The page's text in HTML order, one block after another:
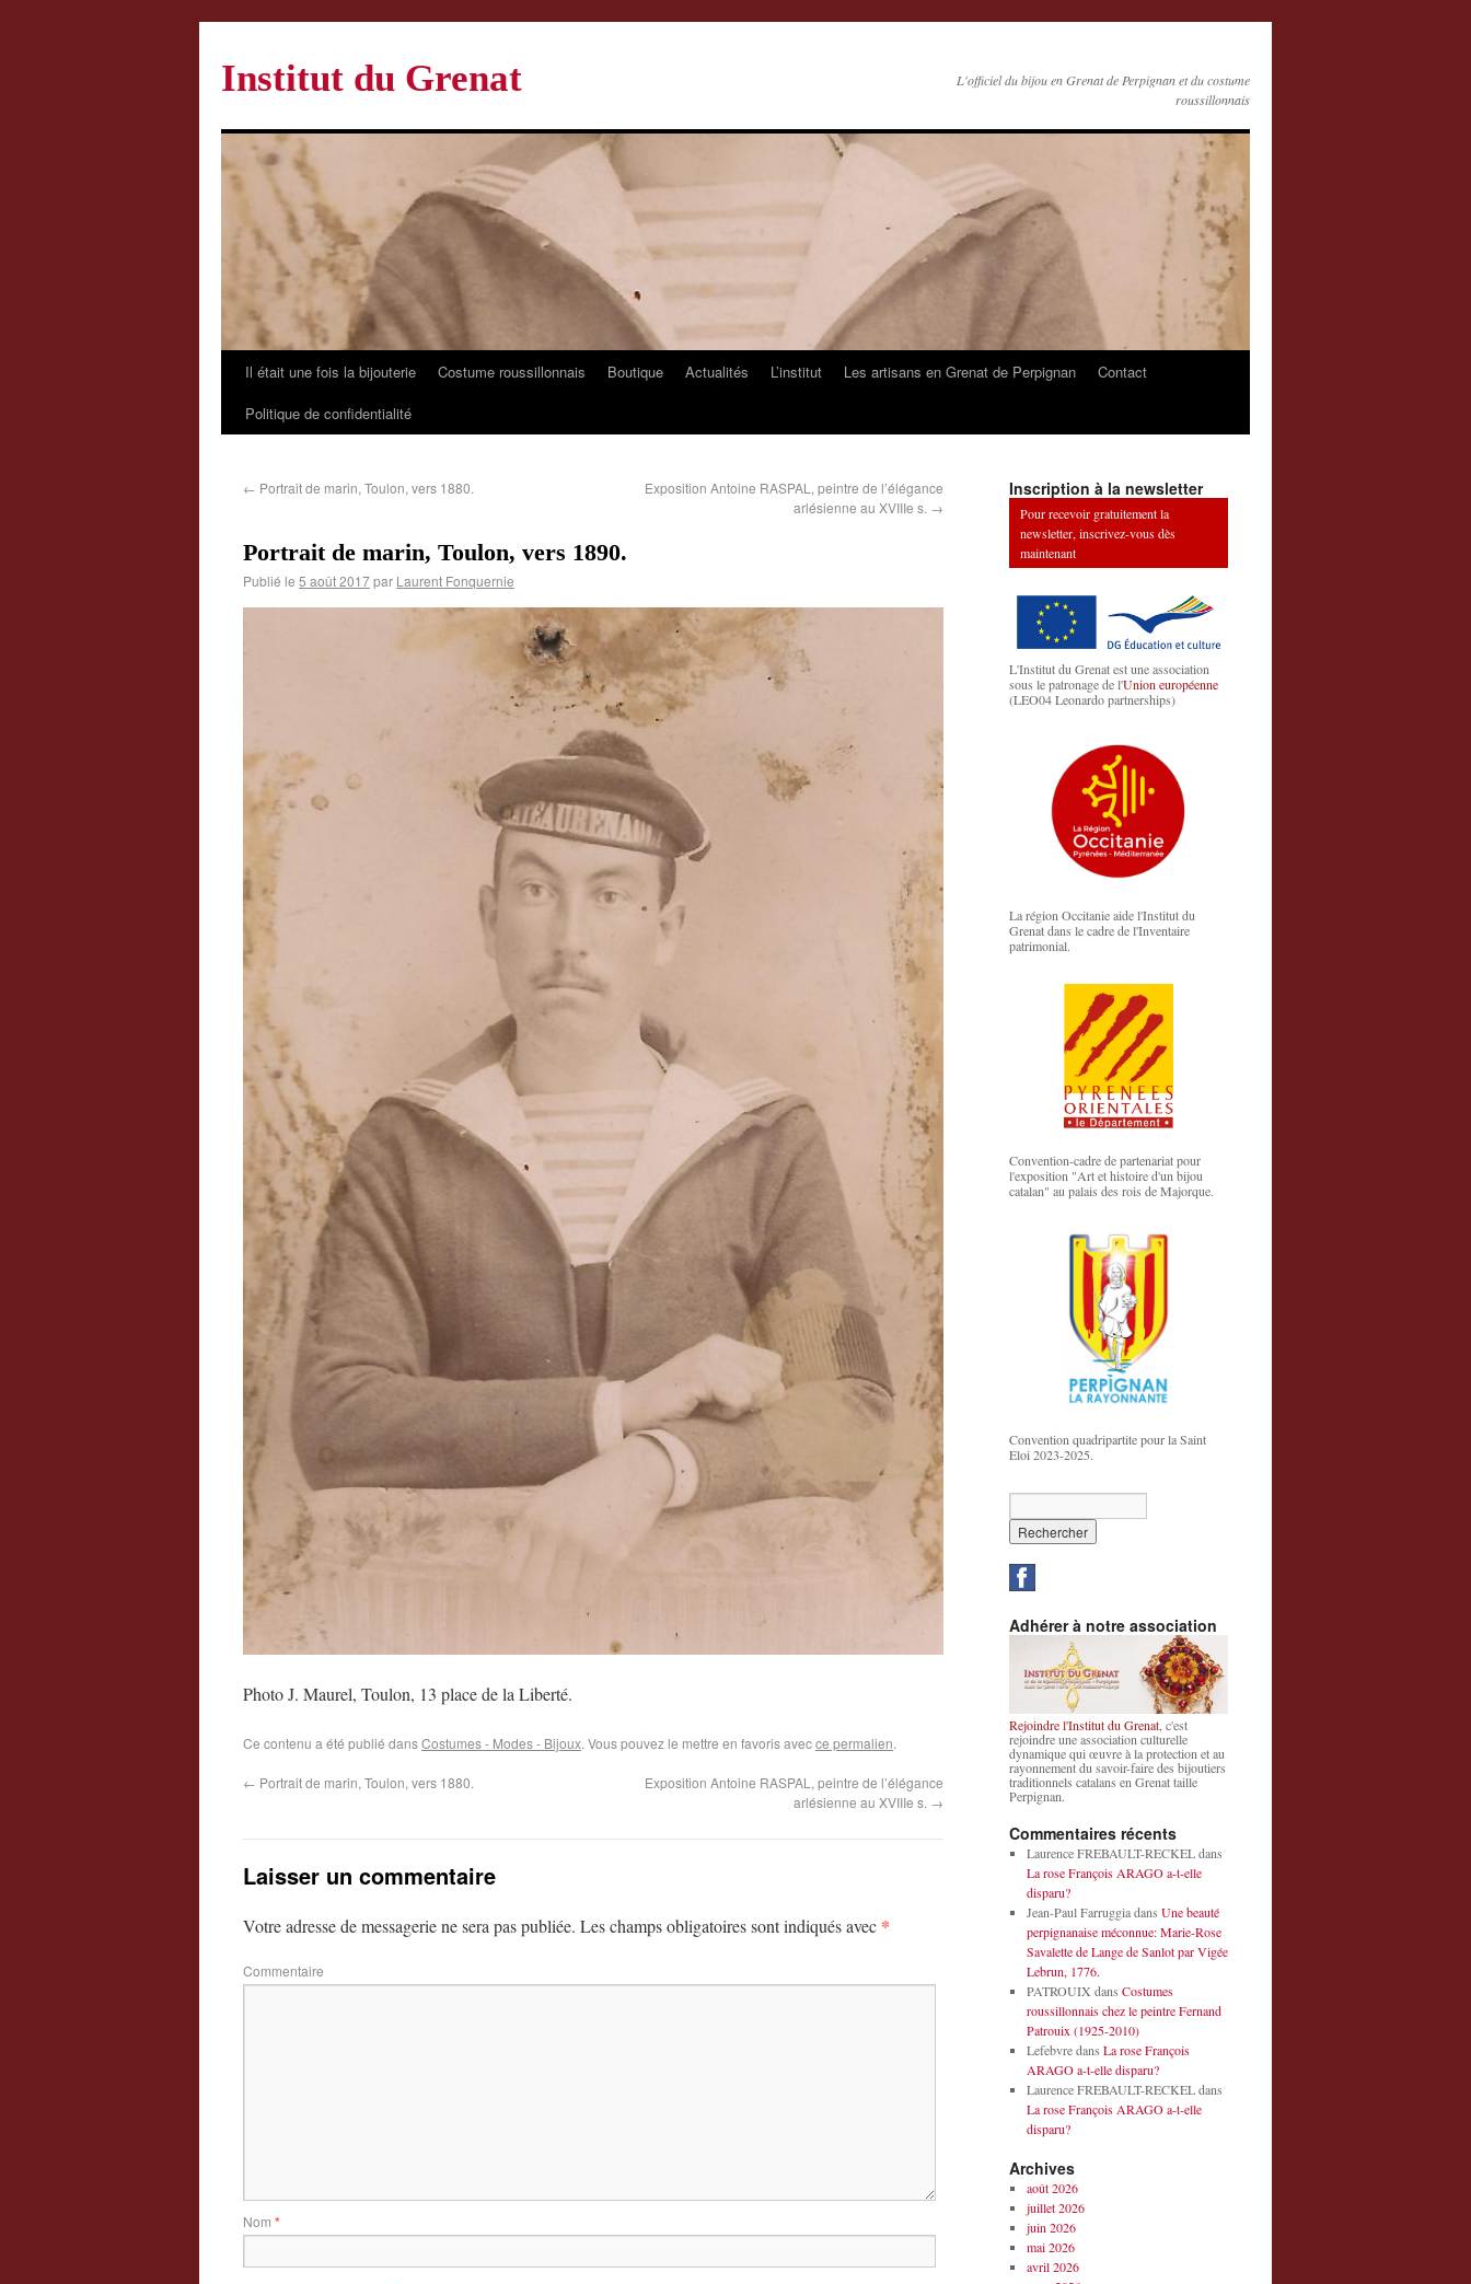
Institut du Grenat
L'officiel du bijou en Grenat de Perpignan et du costume
roussillonnais
Il était une fois la bijouterie Costume roussillonnais Boutique Actualités L’institut Les artisans en Grenat de Perpignan
Contact
Politique de confidentialité
← Portrait de marin, Toulon, vers 1880.
Exposition Antoine RASPAL, peintre de l’élégance
arlésienne au XVIIIe s. →
Portrait de marin, Toulon, vers 1890.
Publié le 5 août 2017par Laurent Fonquernie
Photo J. Maurel, Toulon, 13 place de la Liberté.
Ce contenu a été publié dansCostumes - Modes - Bijoux. Vous pouvez le mettre en favoris avecce permalien.
← Portrait de marin, Toulon, vers 1880.
Exposition Antoine RASPAL, peintre de l’élégance
arlésienne au XVIIIe s. →
Laisser un commentaire
Votre adresse de messagerie ne sera pas publiée. Les champs obligatoires sont indiqués avec *
Commentaire
Nom *
Inscription à la newsletter
Pour recevoir gratuitement la
newsletter, inscrivez-vous dès
maintenant
L'Institut du Grenat est une association
sous le patronage de l'Union européenne
(LEO04 Leonardo partnerships)
La région Occitanie aide l'Institut du
Grenat dans le cadre de l'Inventaire
patrimonial.
Convention-cadre de partenariat pour
l'exposition "Art et histoire d'un bijou
catalan" au palais des rois de Majorque.
Convention quadripartite pour la Saint
Eloi 2023-2025.
Adhérer à notre association
Rejoindre l'Institut du Grenat , c'est
rejoindre une association culturelle
dynamique qui œuvre à la protection et au
rayonnement du savoir-faire des bijoutiers
traditionnels catalans en Grenat taille
Perpignan.
Commentaires récents
Laurence FREBAULT-RECKELdans
La rose François ARAGO a-t-elle
disparu?
Jean-Paul Farruggiadans Une beauté
perpignanaise méconnue: Marie-Rose
Savalette de Lange de Sanlot par Vigée
Lebrun, 1776.
PATROUIX dans Costumes
roussillonnais chez le peintre Fernand
Patrouix (1925-2010)
Lefebvredans La rose François
ARAGO a-t-elle disparu?
Laurence FREBAULT-RECKELdans
La rose François ARAGO a-t-elle
disparu?
Archives
août 2026
juillet 2026
juin 2026
mai 2026
avril 2026